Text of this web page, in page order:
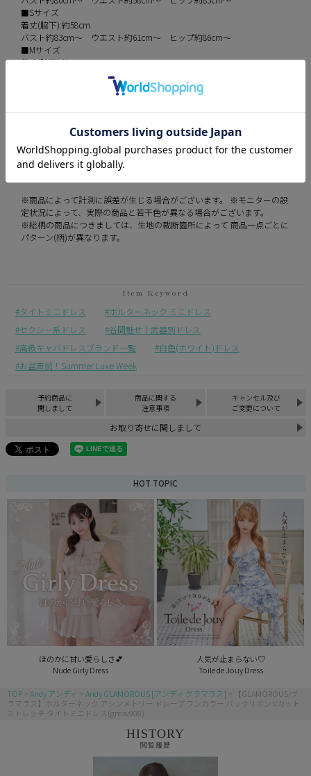
■Sサイズ
着丈(脇下):約58cm
バスト約83cm～ ウエスト約61cm～ ヒップ約86cm～
■Mサイズ
着丈(脇下):約60cm
バスト約86cm～ ウエスト約64cm～ ヒップ約89cm～
伸縮性 あり
透け感 なし
※平置き計測になります。
※商品によって計測に誤差が生じる場合がございます。 ※モニターの設
定状況によって、実際の商品と若干色が異なる場合がございます。
※総柄の商品につきましては、生地の裁断箇所によって 商品一点ごとに
パターン(柄)が異なります。
タイトミニドレス
ホルターネック ミニドレス
セクシー系ドレス
谷間魅せ｜武器別ドレス
高級キャバドレスブランド一覧
白色(ホワイト)ドレス
お盆直前！Summer Luxe Week
予約商品に
関しまして
商品に関する
注意事項
キャンセル及び
ご変更について
お取り寄せに関しまして
HOT TOPIC
ほのかに甘い愛らしさ💕
Nude Girly Dress
人気が止まらない♡
Toile de Jouy Dress
TOP Andy アンディ Andy GLAMOROUS [アンディ グラマラス]
【GLAMOROUS/グ
ラマラス】ホルターネック アシンメトリー ドレープ ワンカラー バックリボン Vカット
ストレッチ タイトミニドレス(gmsv908)
HISTORY
閲覧履歴